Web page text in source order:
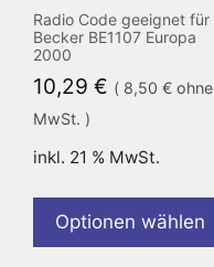
Radio Code geeignet für
Becker BE1107 Europa
2000
10,29 € ( 8,50 € ohne
MwSt. )
inkl. 21 % MwSt.
Optionen wählen